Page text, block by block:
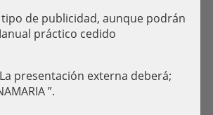
de publicidad, aunque podrán
práctico cedido
presentación externa deberá;
”.